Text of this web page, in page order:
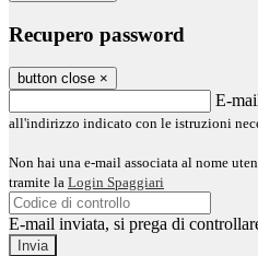
Recupero password
button close ×
E-
all'indirizzo indicato con le istruzioni
Non hai una e-mail associata al nome
tramite la Login Spaggiari
E-mail inviata, si prega di